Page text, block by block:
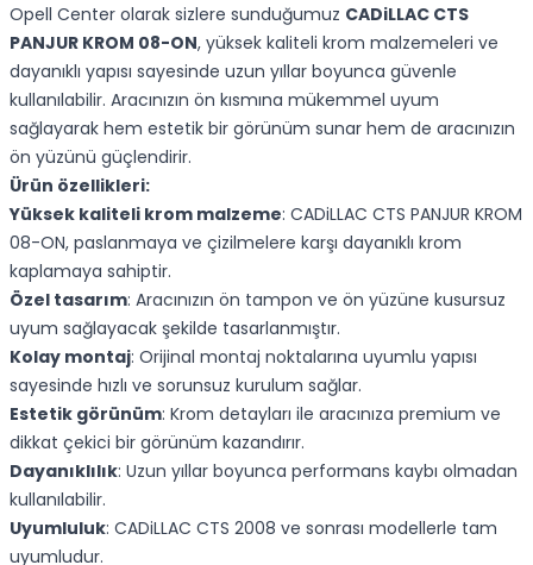
Opell Center olarak sizlere sunduğumuz CADiLLAC CTS
PANJUR KROM 08-ON, yüksek kaliteli krom malzemeleri ve
dayanıklı yapısı sayesinde uzun yıllar boyunca güvenle
kullanılabilir. Aracınızın ön kısmına mükemmel uyum
sağlayarak hem estetik bir görünüm sunar hem de aracınızın
ön yüzünü güçlendirir.
Ürün özellikleri:
Yüksek kaliteli krom malzeme: CADiLLAC CTS PANJUR KROM
08-ON, paslanmaya ve çizilmelere karşı dayanıklı krom
kaplamaya sahiptir.
Özel tasarım: Aracınızın ön tampon ve ön yüzüne kusursuz
uyum sağlayacak şekilde tasarlanmıştır.
Kolay montaj: Orijinal montaj noktalarına uyumlu yapısı
sayesinde hızlı ve sorunsuz kurulum sağlar.
Estetik görünüm: Krom detayları ile aracınıza premium ve
dikkat çekici bir görünüm kazandırır.
Dayanıklılık: Uzun yıllar boyunca performans kaybı olmadan
kullanılabilir.
Uyumluluk: CADiLLAC CTS 2008 ve sonrası modellerle tam
uyumludur.